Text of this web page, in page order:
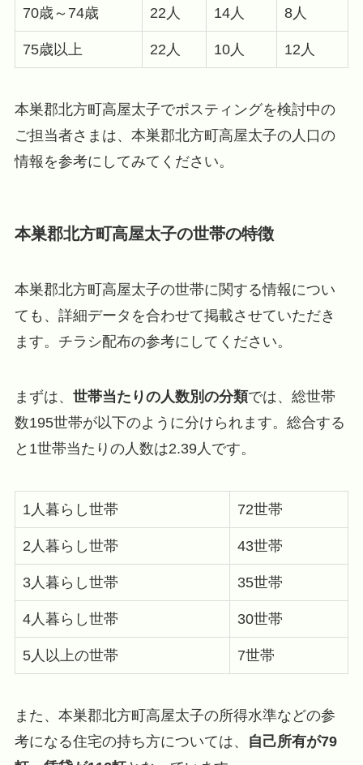
70歳～74歳 22人 14人 8人
75歳以上 22人 10人 12人
本巣郡北方町高屋太子でポスティングを検討中の
ご担当者さまは、本巣郡北方町高屋太子の人口の
情報を参考にしてみてください。
本巣郡北方町高屋太子の世帯の特徴
本巣郡北方町高屋太子の世帯に関する情報につい
ても、詳細データを合わせて掲載させていただき
ます。チラシ配布の参考にしてください。
まずは、 世帯当たりの人数別の分類では、総世帯
数195世帯が以下のように分けられます。総合する
と1世帯当たりの人数は2.39人です。
1人暮らし世帯 72世帯
2人暮らし世帯 43世帯
3人暮らし世帯 35世帯
4人暮らし世帯 30世帯
5人以上の世帯 7世帯
また、本巣郡北方町高屋太子の所得水準などの参
考になる住宅の持ち方については、
自己所有が79